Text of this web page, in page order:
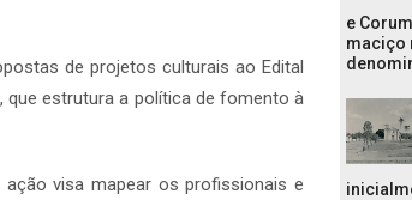
de projetos culturais ao Edital
que estrutura a política de fomento à
visa mapear os profissionais e
e
maciço